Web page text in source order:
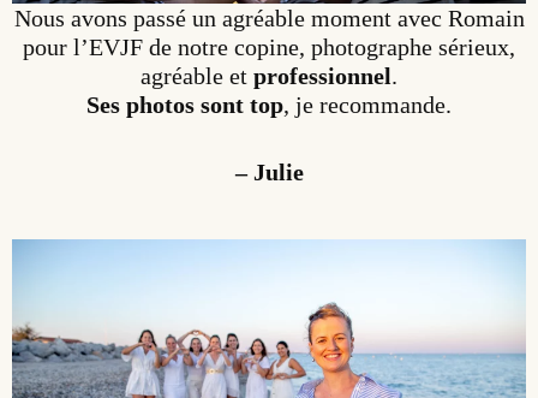
Nous avons passé un agréable moment avec Romain
pour l’EVJF de notre copine, photographe sérieux,
agréable et professionnel.
Ses photos sont top, je recommande.
– Julie